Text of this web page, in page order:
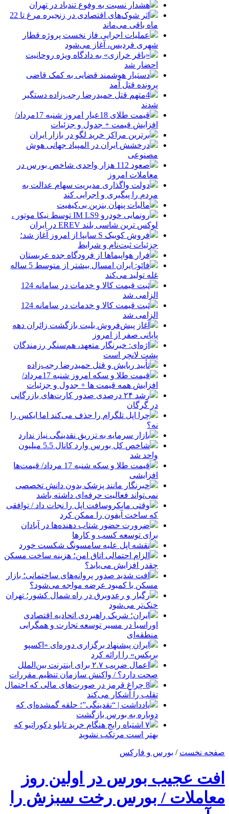
هشدار نسبت به وفوع تندباد در تهران
اثر شوک‌های اقتصادی در زنجیره مرغ تا 22
ماه باقی می‌ماند
عملیات اجرایی فاز نخست پروژه قطار
شهری فردیس، آغاز می‌شود
«باقر خرازی» به دادگاه ویژه روحانیت
احضار شد
دستیار هوشمند قضایی به کمک قاضی
پرونده قتل آمد
4متهم قتل حمیدرضا رجب‌زاده دستگیر
شدند
قیمت طلای 18عیار امروز شنبه 17مرداد/
افزایش قیمت + جدول و جزئیات
برترین مراکز خرید لگو در بازار ایران
درخشش ایران در المپیاد جهانی هوش
مصنوعی
صعود 112 هزار واحدی شاخص بورس در
معاملات امروز
دولت واگذاری مدیریت سهام عدالت به
مردم را پیگیری و اجرایی کند
مالیات پنهان بنزین بی‌کیفیت
رونمایی خودرو IM LS9 توسط نیکا موتور ،
لوکس ترین شاسی بلند EREV در ایران
فروش کوییک S سایپا از امروز آغاز شد؛
جزئیات ثبت‌نام و شرایط
فرار هواپیماها از فرودگاه جده عربستان
فائو: ایران امسال بیشتر از متوسط 5 ساله
غله تولید می‌کند
ثبت قیمت کالا و خدمات در سامانه 124
الزامی شد
ثبت قیمت کالا و خدمات در سامانه 124
الزامی شد
آغاز پیش‌فروش بلیت بازگشت زائران دهه
پایانی صفر از امروز
اژه‌ای: خبرنگار متعهد، هم‌سنگر رزمندگان
پشت لانچر است
تأیید ربایش و قتل حمیدرضا رجب‌زاده
قیمت طلا و سکه امروز شنبه 17مرداد/
افزایش همه قیمت ها + جدول و جزئیات
رشد ۲۴ درصدی صدور کارت‌های بازرگانی
در گرگان
چرا اپل تلگرام را حذف می‌کند اما ایکس را
نه؟
بازار سرمایه به تزریق نقدینگی نیاز ندارد
شاخص کل بورس وارد کانال 5.5 میلیون
واحد شد
قیمت طلا و سکه شنبه 17 مرداد/ قیمت‌ها
افزایشی
خبرنگار مانند پزشک بدون دانش تخصصی
نمی‌تواند فعالیت حرفه‌ای داشته باشد
وقتی مایکروسافت اپل را نجات داد / توافقی
که ساخت آیفون را ممکن کرد
ضرورت حضور شتاب ‌دهنده‌ها در آبادان
برای توسعه کسب‌ و کارها
نقشه اپل علیه سامسونگ شکست خورد
الزام احتمالی اتاق امن؛ هزینه ساخت مسکن
چقدر افزایش می‌یابد؟
افت شدید صدور پروانه‌های ساختمانی؛ بازار
مسکن با کمبود عرضه مواجه می‌شود؟
رگبار و رعدوبرق در راه شمال کشور؛ تهران
خنک‌تر می‌شود
ایران؛ شریک راهبردی اتحادیه اقتصادی
اوراسیا در مسیر توسعه تجارت و همگرایی
منطقه‌ای
ایران پیشنهاد برگزاری دوره‌ای «اکسپو
بریکس» را ارائه کرد
اعمال ضریب ۲.۷ برای اینترنت بین‌الملل
صحت دارد؟ / واکنش سازمان تنظیم مقررات
8 چراغ قرمز در صورت‌های مالی که احتمال
تقلب را آشکار می‌کند
یادداشت | “نقدینگی”؛ حلقه گمشده‌ای که
دوباره به بورس بازگشت
۷ اشتباه رایج هنگام خرید تابلو دکوراتیو که
بهتر است مرتکب نشوید
صفحه نخست / بورس و فارکس
افت عجیب بورس در اولین روز
معاملات / بورس رخت سبزش را